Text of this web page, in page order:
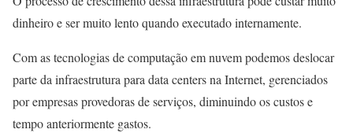
dinheiro e ser muito lento quando executado internamente.
Com as tecnologias de computação em nuvem podemos deslocar
parte da infraestrutura para data centers na Internet, gerenciados
por empresas provedoras de serviços, diminuindo os custos e
tempo anteriormente gastos.